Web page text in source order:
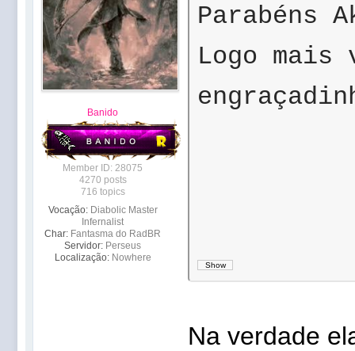
Banido
Member ID: 28075
4270 posts
716 topics
Vocação: Diabolic Master
Infernalist
Char: Fantasma do RadBR
Servidor: Perseus
Localização: Nowhere
Parabéns
Logo
Na verdade